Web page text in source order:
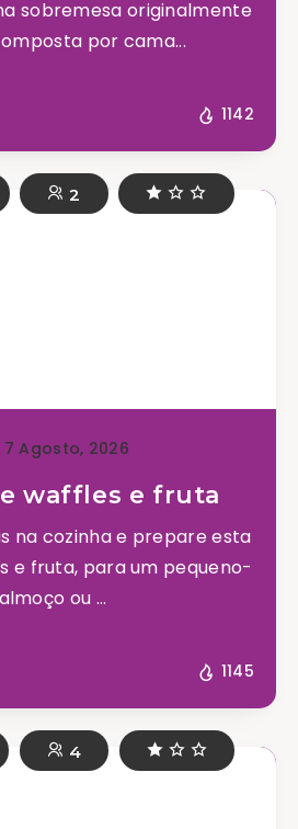
sobremesa originalmente
por cama...
1142
2
7 Agosto, 2026
waffles e fruta
na cozinha e prepare esta
e fruta, para um pequeno-
almoço ou ...
1145
4